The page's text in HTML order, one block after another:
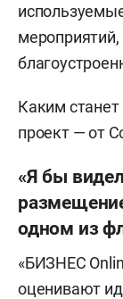
Каким
проект — от
«Я бы
одном из
«БИЗНЕС
оценивают